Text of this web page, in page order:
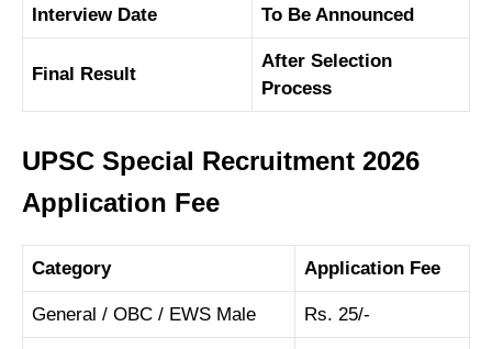
Interview Date To Be Announced
Final Result
After Selection
Process
UPSC Special Recruitment 2026
Application Fee
Category Application Fee
General / OBC / EWS Male Rs. 25/-